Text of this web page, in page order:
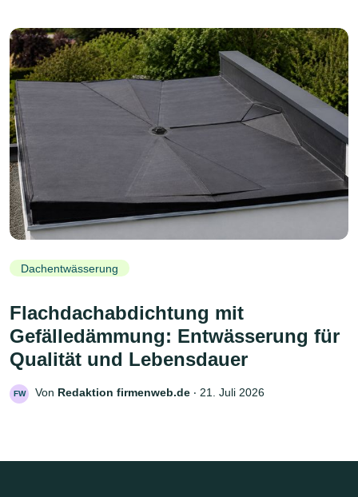
Dachentwässerung
Flachdachabdichtung mit
Gefälledämmung: Entwässerung für
Qualität und Lebensdauer
FW Von Redaktion firmenweb.de ‧ 21. Juli 2026